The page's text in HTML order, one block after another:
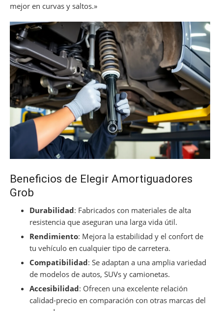
mejor en curvas y saltos.»
Beneficios de Elegir Amortiguadores
Grob
Durabilidad: Fabricados con materiales de alta
resistencia que aseguran una larga vida útil.
Rendimiento: Mejora la estabilidad y el confort de
tu vehículo en cualquier tipo de carretera.
Compatibilidad: Se adaptan a una amplia variedad
de modelos de autos, SUVs y camionetas.
Accesibilidad: Ofrecen una excelente relación
calidad-precio en comparación con otras marcas del